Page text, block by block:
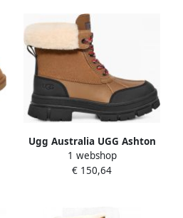
Ugg Australia UGG Ashton
Addie Boots Voor Vrouwen
Chestnut 39EU
1 webshop
€ 150,64